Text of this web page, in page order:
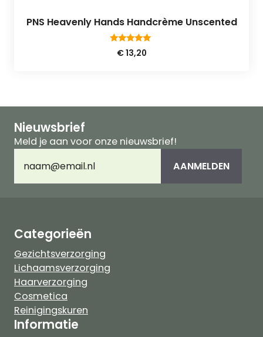
PNS Heavenly Hands Handcrème Unscented
5.00
van 5
€13,20
Nieuwsbrief
Meld je aan voor onze nieuwsbrief!
mailadres(Vereist) AANMELDEN
Categorieën
Gezichtsverzorging
Lichaamsverzorging
Haarverzorging
Cosmetica
Reinigingskuren
Informatie